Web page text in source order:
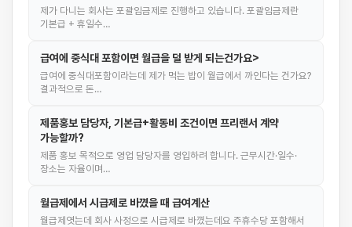
제가 다니는 회사는 포괄임금제로 진행하고 있습니다. 포괄임금제란
기본급 + 휴일수…
급여에 중식대 포함이면 월급을 덜 받게 되는건가요>
급여에 중식대포함이라는데 제가 먹는 밥이 월급에서 까인다는 건가요?
결과적으로 돈…
제품홍보 담당자, 기본급+활동비 조건이면 프리랜서 계약
가능할까?
제품 홍보 목적으로 영업 담당자를 영입하려 합니다. 근무시간·일수·
장소는 자율이며…
월급제에서 시급제로 바꼈을 때 급여계산
월급제엿는데 회사 사정으로 시급제로 바꼈는데요 주휴수당 포함해서